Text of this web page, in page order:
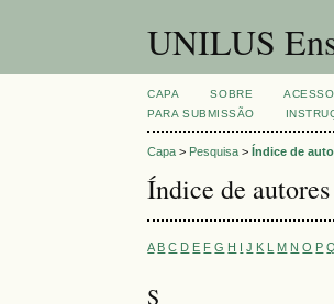
UNILUS
CAPA SOBRE ACESSO
PARA SUBMISSÃO
Capa > Pesquisa >Índice de
Índice de autores
A B C D E F G H I J K L M N O P Q
S